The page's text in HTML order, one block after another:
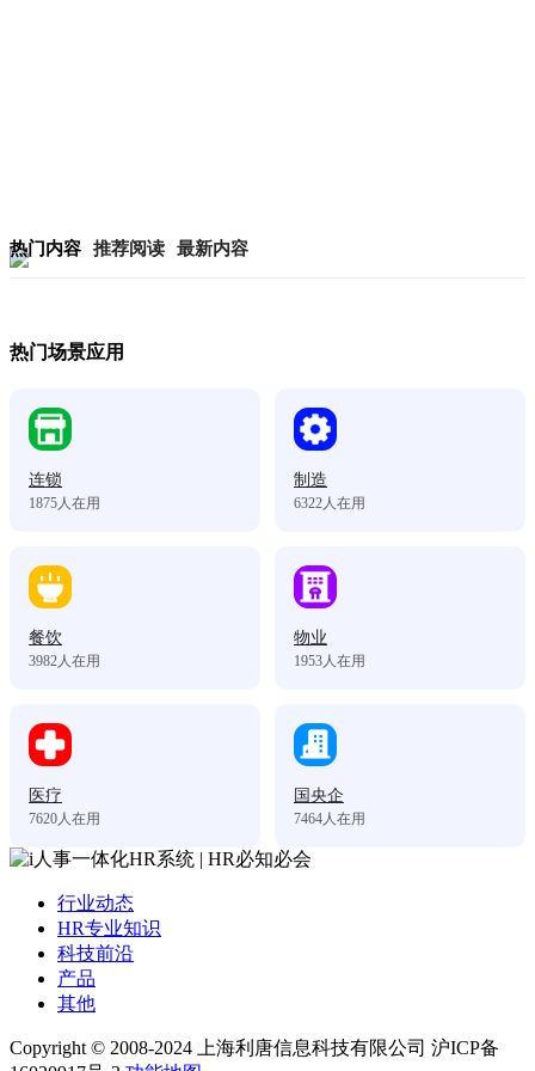
热门内容 推荐阅读 最新内容
热门场景应用
连锁
1875人在用
制造
6322人在用
餐饮
3982人在用
物业
1953人在用
医疗
7620人在用
国央企
7464人在用
行业动态
HR专业知识
科技前沿
产品
其他
Copyright © 2008-2024 上海利唐信息科技有限公司 沪ICP备